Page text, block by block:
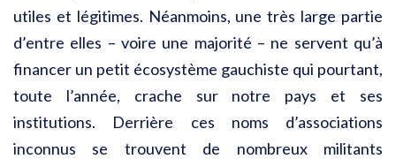
utiles et légitimes. Néanmoins, une très large partie
d’entre elles – voire une majorité – ne servent qu’à
financer un petit écosystème gauchiste qui pourtant,
toute l’année, crache sur notre pays et ses
institutions. Derrière ces noms d’associations
inconnus se trouvent de nombreux militants